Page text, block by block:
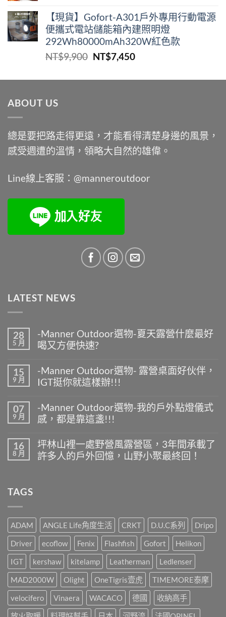
價
格：
NT$2,450。
價
格：
NT$2,205。
【現貨】Gofort-A301戶外專用行動電源
便攜式電站儲能箱內建照明燈
292Wh80000mAh320W紅色款
NT$9,900 原
價
NT$7,450目
價
ABOUT US
總是要把路走得更遠，才能看得清楚身邊的風景，
感受週遭的溫情，領略大自然的雄偉。
Line線上客服：@manneroutdoor
LATEST NEWS
28
5 月
-Manner Outdoor選物-夏天露營什麼最好
喝又方便快速?
〈-
Manner
Outdoor
夏
天
露
什
麼
最
好
中
無
留
言
15
9 月
-Manner Outdoor選物- 露營桌面好伙伴，
IGT挺你就這樣辦!!!
〈-
Manner
Outdoor
選
露
營
桌
這
樣
辦!!!〉
中
無
留
言
07
9 月
-Manner Outdoor選物-我的戶外點燈儀式
感，都是靠這盞!!!
〈-
Manner
Outdoor
選
燈
式
感，
都
是
靠
這
盞!!!〉
中
無
留
言
16
8 月
坪林山裡一處野營風露營區，3年間承載了
許多人的戶外回憶，山野小聚最終回！
處
營
露
營
區，
3
年
間
承
載
了
TAGS
ADAM ANGLE Life角度生活 CRKT D.U.C系列
Dripo
Driver
ecoflow Fenix Flashfish Gofort
Helikon
IGT
kershaw kitelamp Leatherman
Ledlenser
MAD2000W
Olight OneTigris壹虎
TIMEMORE泰摩
velocifero
Vinaera WACACO 德國
收納高手